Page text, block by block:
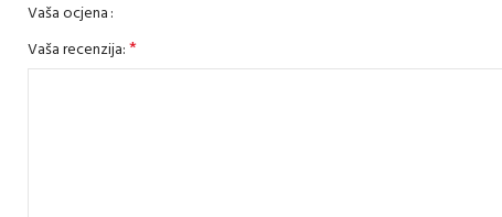
Vaša ocjena
Vaša recenzija:*